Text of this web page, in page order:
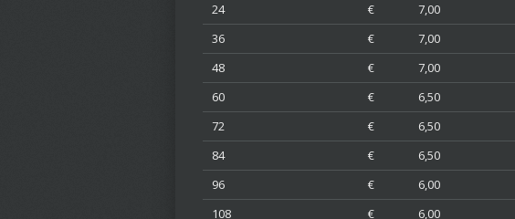
24
€ 7,00
36
€ 7,00
48
€ 7,00
60
€ 6,50
72
€ 6,50
84
€ 6,50
96
€ 6,00
108
€ 6,00